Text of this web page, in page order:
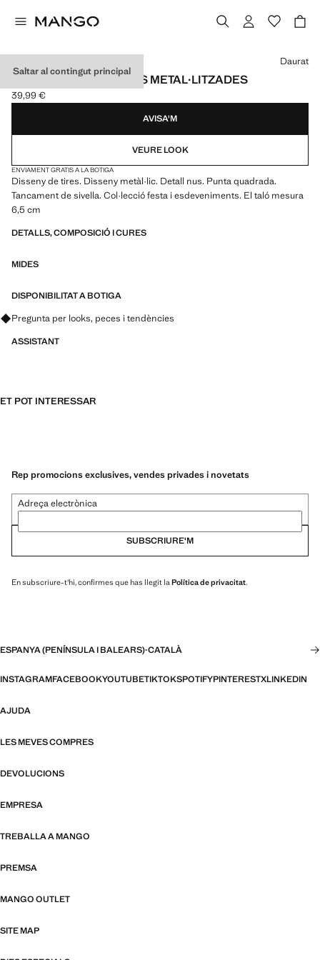
Saltar al contingut principal
SANDÀLIES TACÓ TIRES METAL·LITZADES
Preu actual [39,99 € ]
39,99 €
Selecciona un color
Daurat
AVISA'M
VEURE LOOK
ENVIAMENT GRATIS A LA BOTIGA
Disseny de tires. Disseny metàl·lic. Detall nus. Punta quadrada.
Tancament de sivella. Col·lecció festa i esdeveniments. El taló mesura
6,5 cm
DETALLS, COMPOSICIÓ I CURES
MIDES
DISPONIBILITAT A BOTIGA
Pregunta per looks, peces i tendències
ASSISTANT
ET POT INTERESSAR
Rep promocions exclusives, vendes privades i novetats
Adreça electrònica
SUBSCRIURE'M
En subscriure-t'hi, confirmes que has llegit la Política de privacitat.
ESPANYA (PENÍNSULA I BALEARS)·CATALÀ
INSTAGRAMFACEBOOKYOUTUBETIKTOKSPOTIFYPINTERESTXLINKEDIN
AJUDA
LES MEVES COMPRES
DEVOLUCIONS
EMPRESA
TREBALLA A MANGO
PREMSA
MANGO OUTLET
SITE MAP